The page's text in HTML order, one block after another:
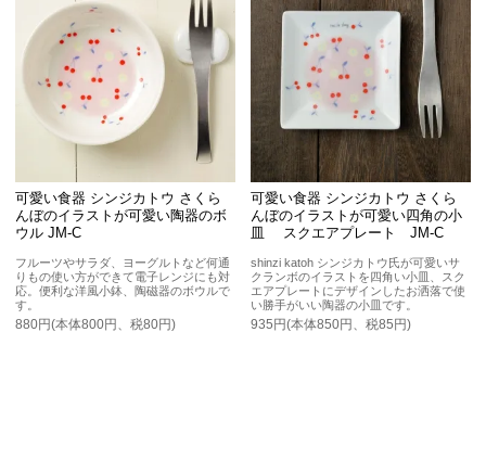
可愛い食器 シンジカトウ さくら
んぼのイラストが可愛い陶器のボ
ウル JM-C
フルーツやサラダ、ヨーグルトなど何通
りもの使い方ができて電子レンジにも対
応。便利な洋風小鉢、陶磁器のボウルで
す。
880円(本体800円、税80円)
可愛い食器 シンジカトウ さくら
んぼのイラストが可愛い四角の小
皿 スクエアプレート JM-C
shinzi katoh シンジカトウ氏が可愛いサ
クランボのイラストを四角い小皿、スク
エアプレートにデザインしたお洒落で使
い勝手がいい陶器の小皿です。
935円(本体850円、税85円)